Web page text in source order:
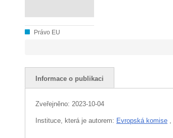
Právo EU
Informace o publikaci
Zveřejněno: 2023-10-04
Instituce, která je autorem: Evropská komise